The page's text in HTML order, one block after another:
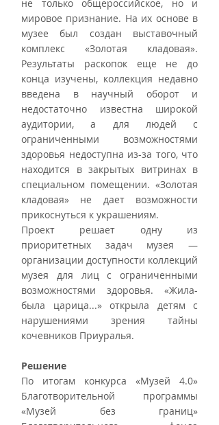
не только общероссийское, но и
мировое признание. На их основе в
музее был создан выставочный
комплекс «Золотая кладовая».
Результаты раскопок еще не до
конца изучены, коллекция недавно
введена в научный оборот и
недостаточно известна широкой
аудитории, а для людей с
ограниченными возможностями
здоровья недоступна из-за того, что
находится в закрытых витринах в
специальном помещении. «Золотая
кладовая» не дает возможности
прикоснуться к украшениям.
Проект решает одну из
приоритетных задач музея —
организации доступности коллекций
музея для лиц с ограниченными
возможностями здоровья. «Жила-
была царица...» открыла детям с
нарушениями зрения тайны
кочевников Приуралья.
Решение
По итогам конкурса «Музей 4.0»
Благотворительной программы
«Музей без границ»